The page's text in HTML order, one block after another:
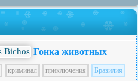
Гонка животных
криминал приключения Бразилия